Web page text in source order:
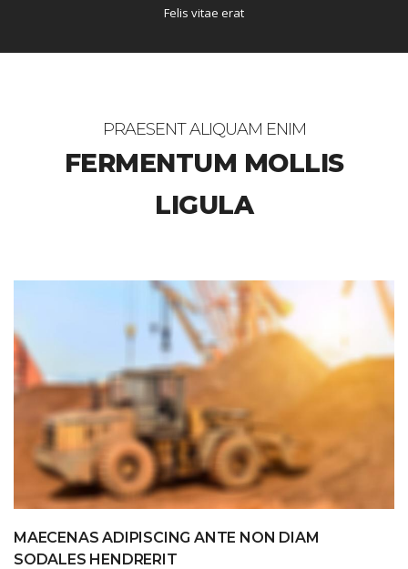
Felis vitae erat
PRAESENT ALIQUAM ENIM
FERMENTUM MOLLIS
LIGULA
MAECENAS ADIPISCING ANTE NON DIAM
SODALES HENDRERIT